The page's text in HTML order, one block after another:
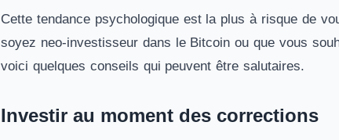
Cette tendance psychologique est la plus à risque de
soyez neo-investisseur dans le Bitcoin ou que vous
voici quelques conseils qui peuvent être salutaires.
Investir au moment des corrections